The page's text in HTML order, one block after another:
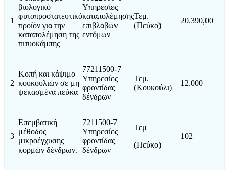
1
βιολογικό
φυτοπροστατευτικό
προϊόν για την
καταπολέμηση της
πιτυοκάμπης
Υπηρεσίες
καταπολέμησης
επιβλαβών
εντόμων
Τεμ.
(Πεύκο)
20.390,00
2
Κοπή και κάψιμο
κουκουλιών σε μη
ψεκασμένα πεύκα
77211500-7
Υπηρεσίες
φροντίδας
δένδρων
Τεμ.
(Κουκούλι)
12.000
3
Επεμβατική
μέθοδος
μικροέγχυσης
κορμών δένδρων.
7211500-7
Υπηρεσίες
φροντίδας
δένδρων
Τεμ
(Πεύκο)
102